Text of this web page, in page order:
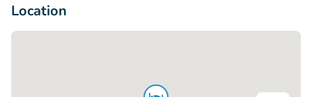
Location